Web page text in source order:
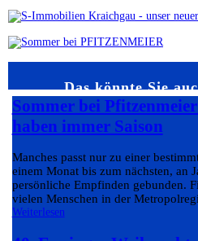
Das könnte Sie
Sommer bei
haben immer Saison
Manches passt nur zu einer
einem Monat bis zum nächsten, an
persönliche Empfinden gebunden.
vielen Menschen in der
Weiterlesen